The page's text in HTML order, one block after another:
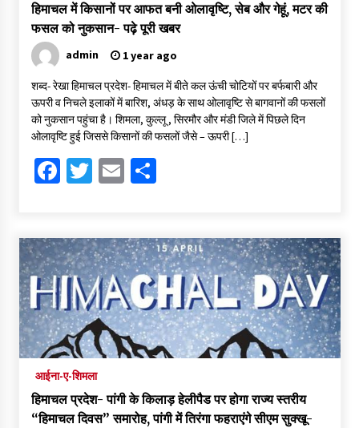
हिमाचल में किसानों पर आफत बनी ओलावृष्टि, सेब और गेहूं, मटर की
फसल को नुकसान- पढ़े पूरी खबर
admin 1 year ago
शब्द- रेखा हिमाचल प्रदेश- हिमाचल में बीते कल ऊंची चोटियों पर बर्फबारी और
ऊपरी व निचले इलाकों में बारिश, अंधड़ के साथ ओलावृष्टि से बागवानों की फसलों
को नुकसान पहुंचा है। शिमला, कुल्लू , सिरमौर और मंडी जिले में पिछले दिन
ओलावृष्टि हुई जिससे किसानों की फसलों जैसे – ऊपरी […]
Facebook
Twitter
EmailShare
आईना-ए-शिमला
हिमाचल प्रदेश- पांगी के किलाड़ हेलीपैड पर होगा राज्य स्तरीय
“हिमाचल दिवस” समारोह, पांगी में तिरंगा फहराएंगे सीएम सुक्खू-